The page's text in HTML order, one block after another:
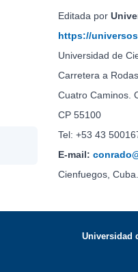
Editada por
https://
Universidad de
Carretera a
Cuatro Caminos.
CP 55100
Tel: +53 43
E-mail:
Cienfuegos, Cuba.
Universidad